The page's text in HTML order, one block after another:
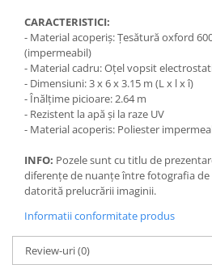
CARACTERISTICI:
- Material acoperiș: Țesătură oxford
(impermeabil)
- Material cadru: Oțel vopsit
- Dimensiuni: 3 x 6 x 3.15 m (L x l x î)
- Înălțime picioare: 2.64 m
- Rezistent la apă și la raze UV
- Material acoperis: Poliester
INFO: Pozele sunt cu titlu de
diferențe de nuanțe între fotografia
datorită prelucrării imaginii.
Informatii conformitate produs
Review-uri(0)